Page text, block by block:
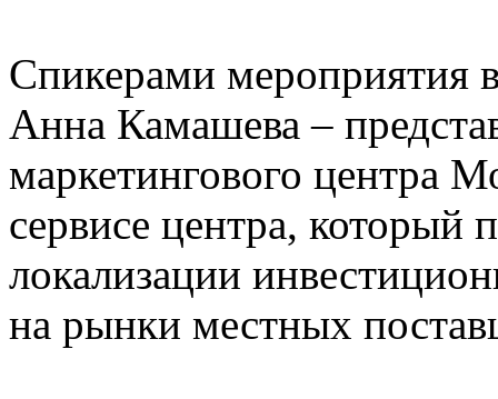
Спикерами мероприятия
Анна Камашева –
маркетингового центра
сервисе центра, который
локализации
на рынки местных